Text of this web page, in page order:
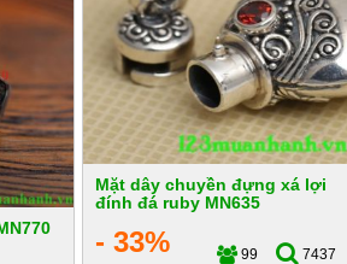
Mặt dây chuyền đựng xá lợi
đính đá ruby MN635
- 33% 99
7437